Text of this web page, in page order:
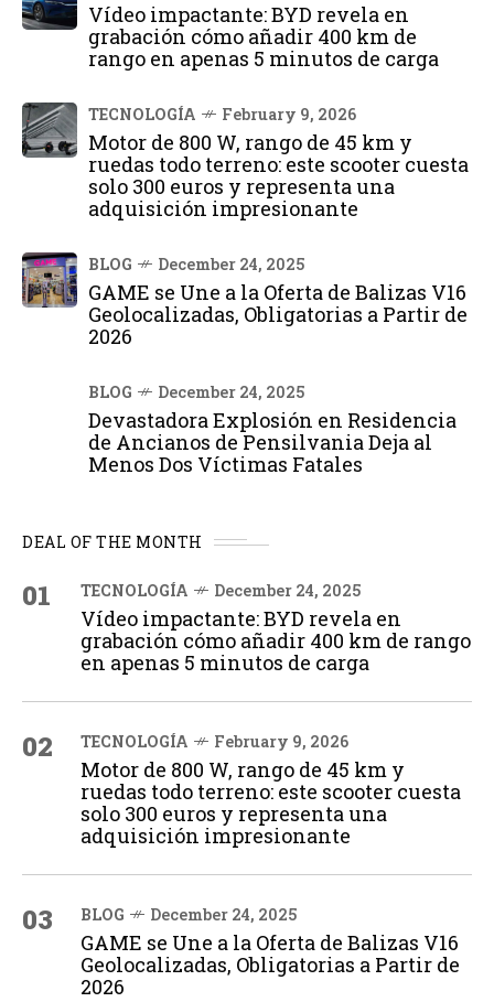
Vídeo impactante: BYD revela en
grabación cómo añadir 400 km de
rango en apenas 5 minutos de carga
TECNOLOGÍA February 9, 2026
Motor de 800 W, rango de 45 km y
ruedas todo terreno: este scooter cuesta
solo 300 euros y representa una
adquisición impresionante
BLOG December 24, 2025
GAME se Une a la Oferta de Balizas V16
Geolocalizadas, Obligatorias a Partir de
2026
BLOG December 24, 2025
Devastadora Explosión en Residencia
de Ancianos de Pensilvania Deja al
Menos Dos Víctimas Fatales
DEAL OF THE MONTH
01 TECNOLOGÍA December 24, 2025
Vídeo impactante: BYD revela en
grabación cómo añadir 400 km de rango
en apenas 5 minutos de carga
02 TECNOLOGÍA February 9, 2026
Motor de 800 W, rango de 45 km y
ruedas todo terreno: este scooter cuesta
solo 300 euros y representa una
adquisición impresionante
03 BLOG December 24, 2025
GAME se Une a la Oferta de Balizas V16
Geolocalizadas, Obligatorias a Partir de
2026